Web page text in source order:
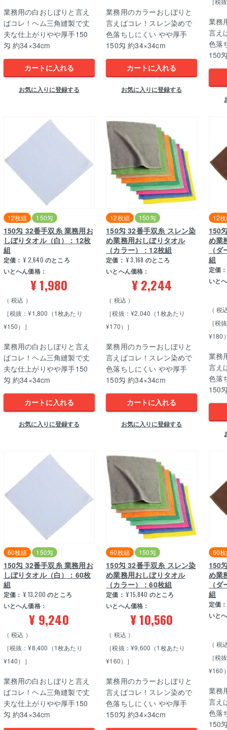
業務用の白おしぼりと言え
ばコレ！ヘム三角縫製で丈
夫な仕上がりやや厚手150
匁 約34×34cm
カートに入れる
お気に入りに登録する
業務用のカラーおしぼりと
言えばコレ！スレン染めで
色落ちしにくい やや厚手
150匁 約34×34cm
カートに入れる
お気に入りに登録する
業務
言え
色落
150
12枚組 150匁
150匁 32番手双糸 業務用お
しぼりタオル（白）：12枚
組
定価： ¥ 2,640 のところ
いとへん価格：
¥1,980
税込
［税抜：¥1,800（1枚あたり
¥150）］
業務用の白おしぼりと言え
ばコレ！ヘム三角縫製で丈
夫な仕上がりやや厚手150
匁 約34×34cm
カートに入れる
お気に入りに登録する
12枚組 150匁
150匁 32番手双糸 スレン染
め業務用おしぼりタオル
（カラー）：12枚組
定価： ¥ 3,168 のところ
いとへん価格：
¥ 2,244
税込
［税抜：¥2,040（1枚あたり
¥170）］
業務用のカラーおしぼりと
言えばコレ！スレン染めで
色落ちしにくい やや厚手
150匁 約34×34cm
カートに入れる
お気に入りに登録する
12
150
め業
（
組
定価：
いと
税
［税
¥180
業務
言え
色落
150
60枚組 150匁
150匁 32番手双糸 業務用お
しぼりタオル（白）：60枚
組
定価： ¥ 13,200 のところ
いとへん価格：
¥ 9,240
税込
［税抜：¥8,400（1枚あたり
¥140）］
業務用の白おしぼりと言え
ばコレ！ヘム三角縫製で丈
夫な仕上がりやや厚手150
匁 約34×34cm
60枚組 150匁
150匁 32番手双糸 スレン染
め業務用おしぼりタオル
（カラー）：60枚組
定価： ¥ 15,840 のところ
いとへん価格：
¥10,560
税込
［税抜：¥9,600（1枚あたり
¥160）］
業務用のカラーおしぼりと
言えばコレ！スレン染めで
色落ちしにくい やや厚手
150匁 約34×34cm
60
150
め業
（
組
定価：
いと
税
［税
¥160
業務
言え
色落
150